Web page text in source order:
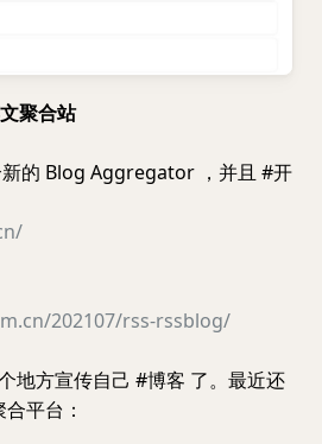
聚合站
新的 Blog Aggregator ，并且 #开
202107/rss-rssblog/
地方宣传自己 #博客 了。最近还
平台：